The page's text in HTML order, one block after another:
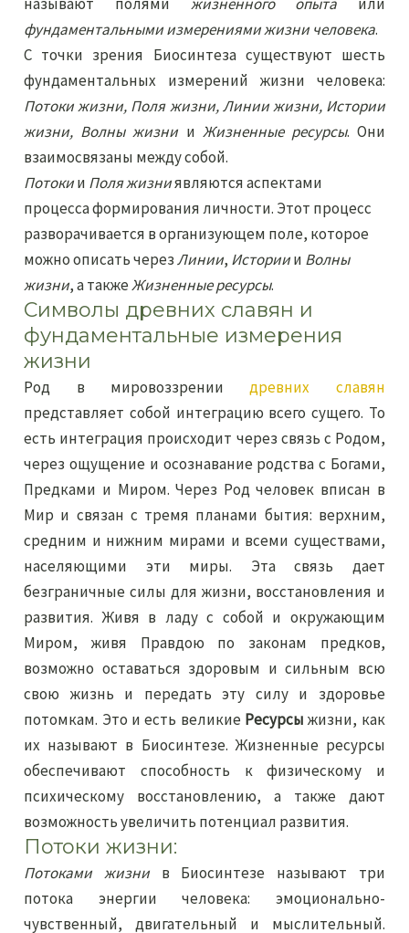
фундаментальными измерениями жизни человека.
С точки зрения Биосинтеза существуют шесть
фундаментальных измерений жизни человека:
Потоки жизни, Поля жизни, Линии жизни, Истории
жизни, Волны жизни и Жизненные ресурсы. Они
взаимосвязаны между собой.
Потокии Поля жизниявляются аспектами
процесса формирования личности. Этот процесс
разворачивается в организующем поле, которое
можно описать черезЛинии, Историии Волны
жизни, а такжеЖизненные ресурсы.
Символы древних славян и
фундаментальные измерения
жизни
Род в мировоззрениидревних славян
представляет собой интеграцию всего сущего. То
есть интеграция происходит через связь с Родом,
через ощущение и осознавание родства с Богами,
Предками и Миром. Через Род человек вписан в
Мир и связан с тремя планами бытия: верхним,
средним и нижним мирами и всеми существами,
населяющими эти миры. Эта связь дает
безграничные силы для жизни, восстановления и
развития. Живя в ладу с собой и окружающим
Миром, живя Правдою по законам предков,
возможно оставаться здоровым и сильным всю
свою жизнь и передать эту силу и здоровье
потомкам. Это и есть великие Ресурсы жизни, как
их называют в Биосинтезе. Жизненные ресурсы
обеспечивают способность к физическому и
психическому восстановлению, а также дают
возможность увеличить потенциал развития.
Потоки жизни:
Потоками жизнив Биосинтезе называют три
потока энергии человека: эмоционально-
чувственный, двигательный и мыслительный.